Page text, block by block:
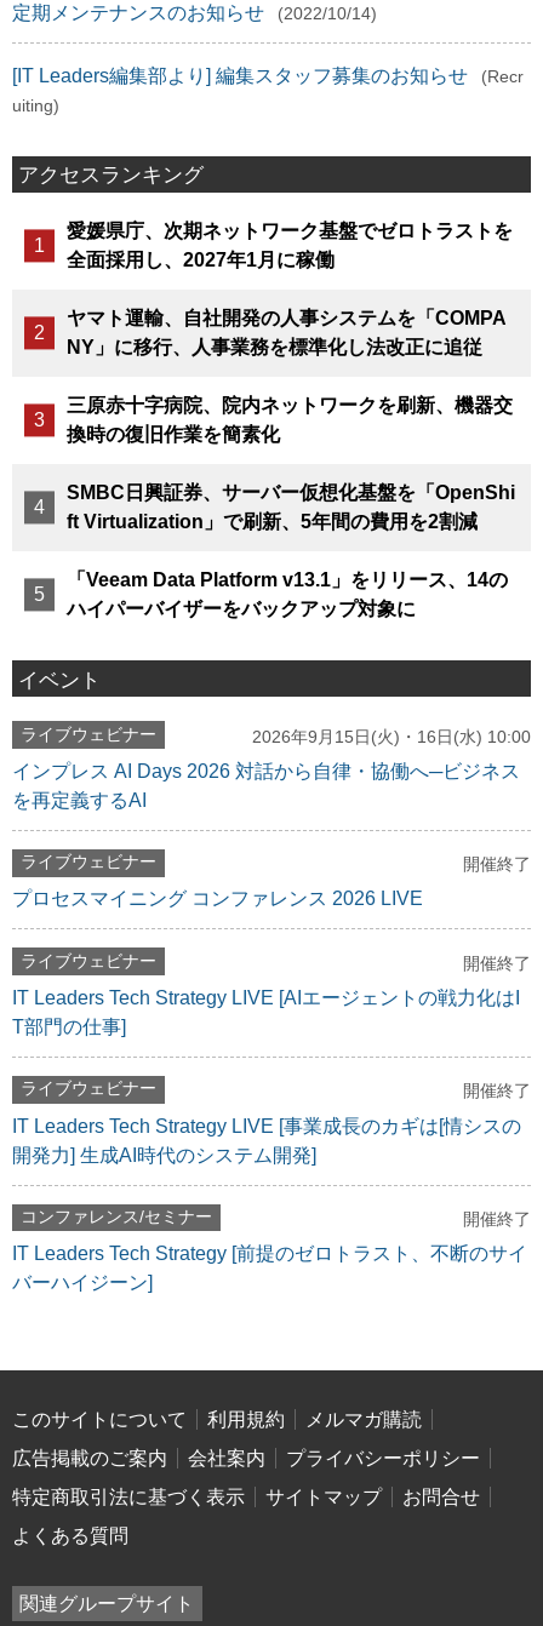
定期メンテナンスのお知らせ (2022/10/14)
[IT Leaders編集部より] 編集スタッフ募集のお知らせ
(Recr
uiting)
アクセスランキング
愛媛県庁、次期ネットワーク基盤でゼロトラストを
全面採用し、2027年1月に稼働
ヤマト運輸、自社開発の人事システムを「COMPA
NY」に移行、人事業務を標準化し法改正に追従
三原赤十字病院、院内ネットワークを刷新、機器交
換時の復旧作業を簡素化
SMBC日興証券、サーバー仮想化基盤を「OpenShi
ft Virtualization」で刷新、5年間の費用を2割減
「Veeam Data Platform v13.1」をリリース、14の
ハイパーバイザーをバックアップ対象に
イベント
ライブウェビナー 2026年9月15日(火)・16日(水) 10:00
インプレス AI Days 2026 対話から自律・協働へ─ビジネス
を再定義するAI
ライブウェビナー 開催終了
プロセスマイニング コンファレンス 2026 LIVE
ライブウェビナー 開催終了
IT Leaders Tech Strategy LIVE [AIエージェントの戦力化はI
T部門の仕事]
ライブウェビナー 開催終了
IT Leaders Tech Strategy LIVE [事業成長のカギは[情シスの
開発力] 生成AI時代のシステム開発]
コンファレンス/セミナー 開催終了
IT Leaders Tech Strategy [前提のゼロトラスト、不断のサイ
バーハイジーン]
このサイトについて 利用規約
メルマガ購読
広告掲載のご案内
会社案内
プライバシーポリシー
特定商取引法に基づく表示
サイトマップ
お問合せ
よくある質問
関連グループサイト